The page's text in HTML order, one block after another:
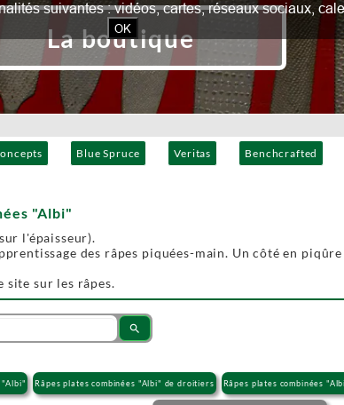
Blue Spruce Veritas Benchcrafted
La boutique
"Albi"
l'épaisseur).
des râpes piquées-main. Un côté en
site sur les râpes.
search
"Albi" Râpes plates combinées "Albi" de droitiers Râpes plates combinées
suivantes : vidéos, cartes, réseaux sociaux,
OK